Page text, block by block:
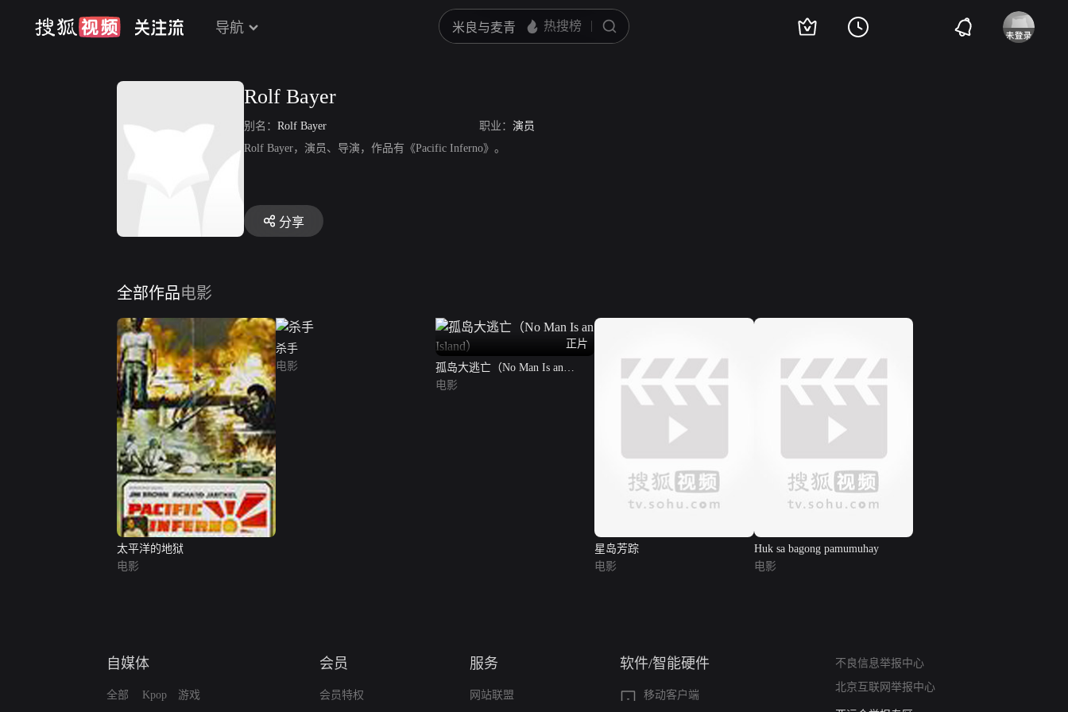
导航
Rolf Bayer
别名： Rolf Bayer 职业： 演员
Rolf Bayer，演员、导演，作品有《Pacific Inferno》。
分享
全部作品电影
太平洋的地狱
电影
杀手
电影
正片
孤岛大逃亡（No Man Is an
Island）
电影
星岛芳踪
电影
Huk sa bagong pamumuhay
电影
自媒体
全部 Kpop 游戏
会员
会员特权
服务
网站联盟
软件/智能硬件
移动客户端
不良信息举报中心
北京互联网举报中心
算法推荐专项举报